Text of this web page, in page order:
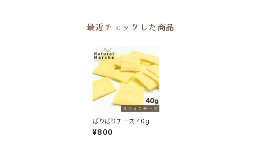
最近チェックした商品
ぱりぱりチーズ 40g
¥800